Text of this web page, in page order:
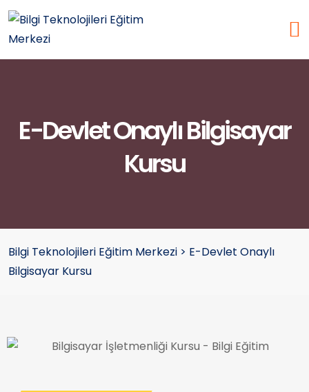
E-Devlet Onaylı Bilgisayar
Kursu
Bilgi Teknolojileri Eğitim Merkezi > E-Devlet Onaylı
Bilgisayar Kursu